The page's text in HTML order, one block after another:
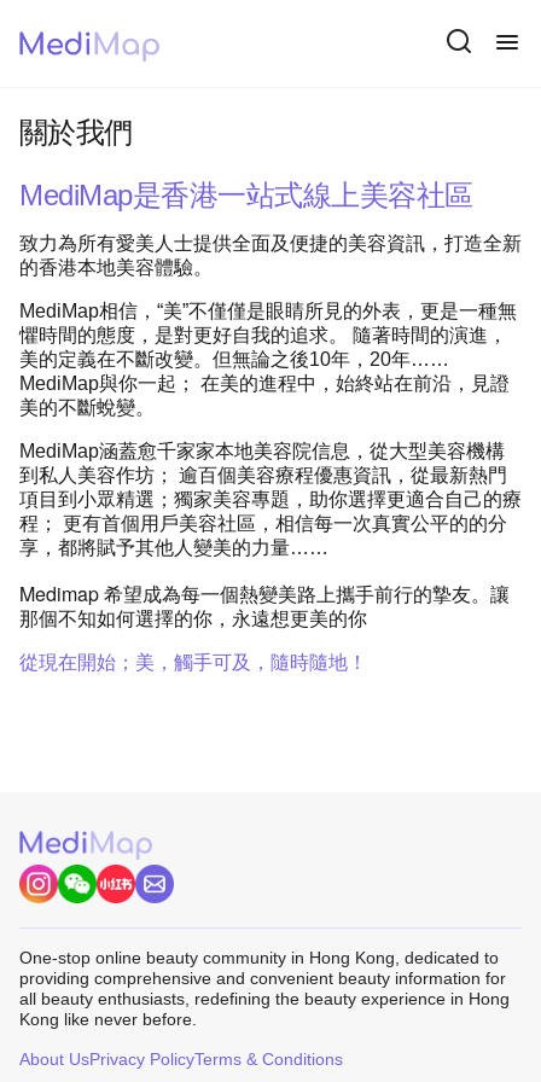
關於我們
MediMap是香港一站式線上美容社區
致力為所有愛美人士提供全面及便捷的美容資訊，打造全新
的香港本地美容體驗。
MediMap相信，“美”不僅僅是眼睛所見的外表，更是一種無
懼時間的態度， 是對更好自我的追求。 隨著時間的演進，
美的定義在不斷改變。 但無論之後10年，20年……
MediMap與你一起； 在美的進程中，始終站在前沿，見證
美的不斷蛻變。
MediMap涵蓋愈千家家本地美容院信息，從大型美容機構
到私人美容作坊； 逾百個美容療程優惠資訊，從最新熱門
項目到小眾精選； 獨家美容專題，助你選擇更適合自己的療
程； 更有首個用戶美容社區，相信每一次真實公平的的分
享， 都將賦予其他人變美的力量……
Medimap 希望成為每一個熱變美路上攜手前行的摯友。讓
那個不知如何選擇的你，永遠想更美的你
從現在開始；美，觸手可及，隨時隨地！
One-stop online beauty community in Hong Kong, dedicated to
providing comprehensive and convenient beauty information for
all beauty enthusiasts, redefining the beauty experience in Hong
Kong like never before.
About UsPrivacy PolicyTerms & Conditions